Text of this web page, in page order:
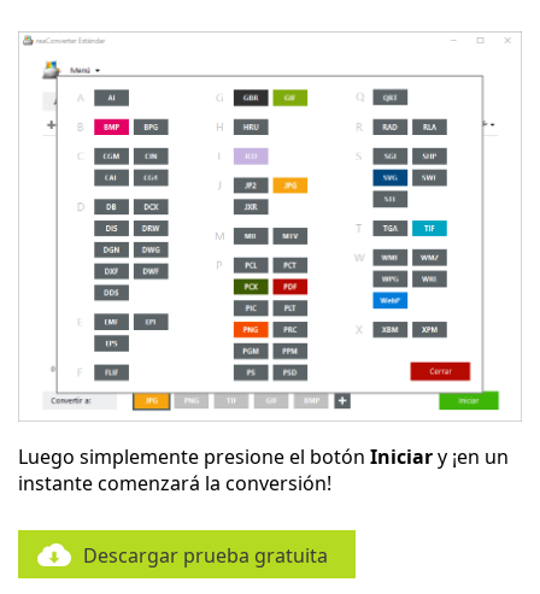
Luego simplemente presione el botón Iniciary ¡en un
instante comenzará la conversión!
Descargar prueba gratuita